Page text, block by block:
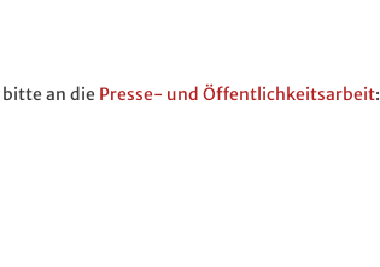
bitte an die Presse- und Öffentlichkeitsarbeit: